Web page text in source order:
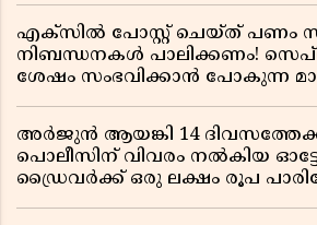
എക്സിൽ പോസ്റ്റ് ചെയ്ത് പണം
നിബന്ധനകൾ പാലിക്കണം!
ശേഷം സംഭവിക്കാൻ പോകുന്ന
അർജുൻ ആയങ്കി 14
പൊലീസിന് വിവരം നൽകിയ
ഡ്രൈവർക്ക് ഒരു ലക്ഷം രൂപ